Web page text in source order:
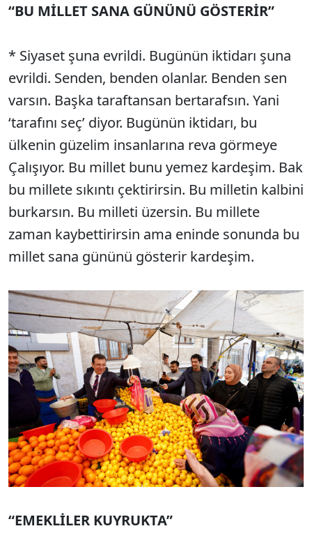
“BU MİLLET SANA GÜNÜNÜ GÖSTERİR”
* Siyaset şuna evrildi. Bugünün iktidarı şuna
evrildi. Senden, benden olanlar. Benden sen
varsın. Başka taraftansan bertarafsın. Yani
‘tarafını seç’ diyor. Bugünün iktidarı, bu
ülkenin güzelim insanlarına reva görmeye
Çalışıyor. Bu millet bunu yemez kardeşim. Bak
bu millete sıkıntı çektirirsin. Bu milletin kalbini
burkarsın. Bu milleti üzersin. Bu millete
zaman kaybettirirsin ama eninde sonunda bu
millet sana gününü gösterir kardeşim.
“EMEKLİLER KUYRUKTA”